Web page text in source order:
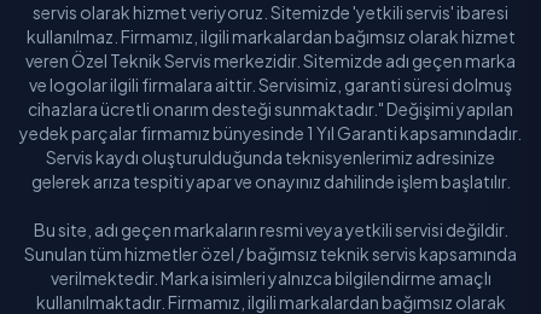
servis olarak hizmet veriyoruz. Sitemizde 'yetkili servis' ibaresi
kullanılmaz. Firmamız, ilgili markalardan bağımsız olarak hizmet
veren Özel Teknik Servis merkezidir. Sitemizde adı geçen marka
ve logolar ilgili firmalara aittir. Servisimiz, garanti süresi dolmuş
cihazlara ücretli onarım desteği sunmaktadır." Değişimi yapılan
yedek parçalar firmamız bünyesinde 1 Yıl Garanti kapsamındadır.
Servis kaydı oluşturulduğunda teknisyenlerimiz adresinize
gelerek arıza tespiti yapar ve onayınız dahilinde işlem başlatılır.
Bu site, adı geçen markaların resmi veya yetkili servisi değildir.
Sunulan tüm hizmetler özel / bağımsız teknik servis kapsamında
verilmektedir. Marka isimleri yalnızca bilgilendirme amaçlı
kullanılmaktadır. Firmamız, ilgili markalardan bağımsız olarak